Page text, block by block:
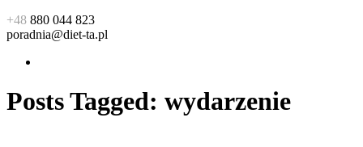
+48 880 044 823
poradnia@diet-ta.pl
Posts Tagged: wydarzenie